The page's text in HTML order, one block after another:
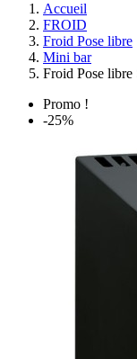
Accueil
FROID
Froid Pose libre
Mini bar
Froid Pose
Promo !
-25%